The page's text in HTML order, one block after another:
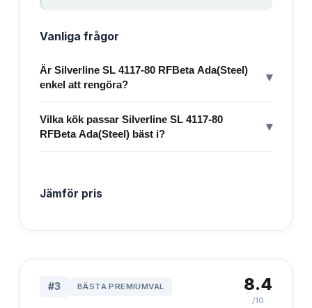
Vanliga frågor
Är Silverline SL 4117-80 RFBeta Ada(Steel)
enkel att rengöra?
▾
Vilka kök passar Silverline SL 4117-80
RFBeta Ada(Steel) bäst i?
▾
Jämför pris
#3 BÄSTA PREMIUMVAL 8.4
/10